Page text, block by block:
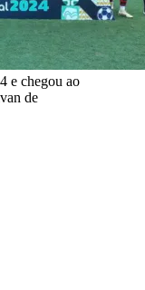
e chegou ao
de